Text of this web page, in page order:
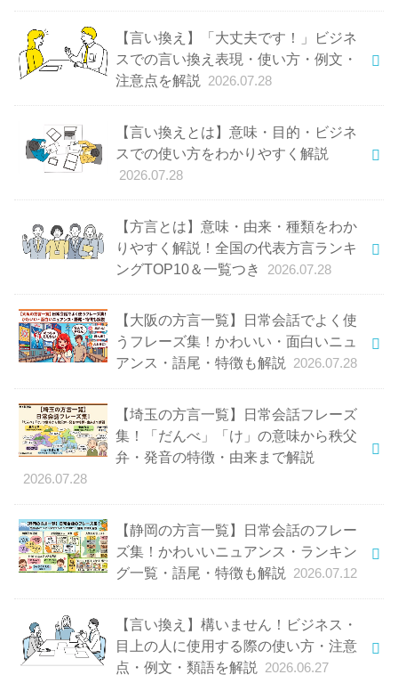
【言い換え】「大丈夫です！」ビジネ
スでの言い換え表現・使い方・例文・
注意点を解説
2026.07.28
【言い換えとは】意味・目的・ビジネ
スでの使い方をわかりやすく解説
2026.07.28
【方言とは】意味・由来・種類をわか
りやすく解説！全国の代表方言ランキ
ングTOP10＆一覧つき
2026.07.28
【大阪の方言一覧】日常会話でよく使
うフレーズ集！かわいい・面白いニュ
アンス・語尾・特徴も解説
2026.07.28
【埼玉の方言一覧】日常会話フレーズ
集！「だんべ」「け」の意味から秩父
弁・発音の特徴・由来まで解説
2026.07.28
【静岡の方言一覧】日常会話のフレー
ズ集！かわいいニュアンス・ランキン
グ一覧・語尾・特徴も解説
2026.07.12
【言い換え】構いません！ビジネス・
目上の人に使用する際の使い方・注意
点・例文・類語を解説
2026.06.27